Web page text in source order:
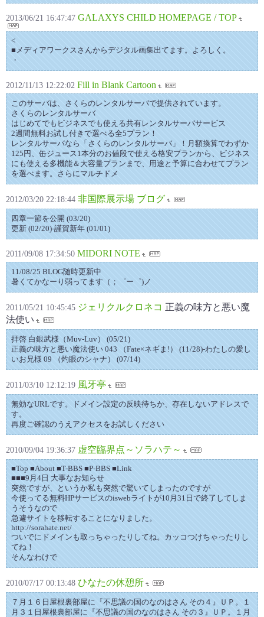
2013/06/21 16:47:47 GALAXYS CHILD HOMEPAGE / TOP
<
■メディアワークスさんからデジタル画集出てます。よろしく。
・
2012/11/13 12:22:02 Fill in Blank Cartoon
このサーバは、さくらのレンタルサーバで提供されています。
さくらのレンタルサーバ
はじめてでもビジネスでも使える共有レンタルサーバサービス
2週間無料お試し付きで選べる全5プラン！
レンタルサーバなら「さくらのレンタルサーバ」！月額換算でわずか
125円、缶ジュース1本分のお値段で使える格安プランから、ビジネス
にも使える多機能＆大容量プランまで、用途と予算に合わせてプラン
を選べます。さらにマルチドメ
2012/03/20 22:18:44 非国際展示場 ブログ
四章一節を公開 (03/20)
更新 (02/20)-謹賀新年 (01/01)
2011/09/08 17:34:50 MIDORI NOTE
11/08/25 BLOG随時更新中
暑くてかなーり弱ってます（；゜ー゜)ノ
2011/05/21 10:45:45 ジェリクルクロネコ 正義の味方と悪い魔
法使い
拝啓 白銀武様（Muv-Luv） (05/21)
正義の味方と悪い魔法使い 043 （Fate×ネギま!） (11/28)-わたしの愛し
いお兄様 09 （灼眼のシャナ） (07/14)
2011/03/10 12:12:19 風牙亭
無効なURLです。ドメイン設定の反映待ちか、存在しないアドレスで
す。
再度ご確認のうえアクセスをお試しください
2010/09/04 19:36:37 虚空臨界点～ソラハテ～
■Top ■About ■T-BBS ■P-BBS ■Link
■■■9月4日 大事なお知らせ
突然ですが、というか私も突然で驚いてしまったのですが
今使ってる無料HPサービスのiswebライトが10月31日で終了してしま
うそうなので
急遽サイトを移転することになりました。
http://sorahate.net/
ついでにドメインも取っちゃったりしてね。カッコつけちゃったりし
てね！
そんなわけで
2010/07/17 00:13:48 ひなたの休憩所
７月１６日屋根裏部屋に『不思議の国のなのはさん その４』ＵＰ。１
月３１日屋根裏部屋に『不思議の国のなのはさん その３』ＵＰ。１月